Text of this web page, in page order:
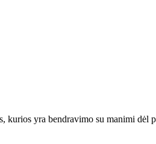
kurios yra bendravimo su manimi dėl